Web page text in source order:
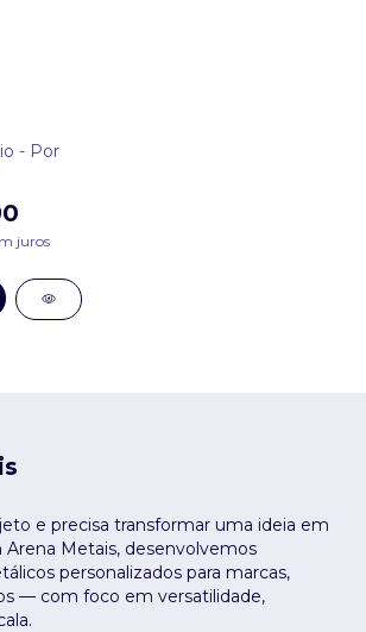
- Por
juros
e precisa transformar uma ideia em
Metais, desenvolvemos
personalizados para marcas,
— com foco em versatilidade,